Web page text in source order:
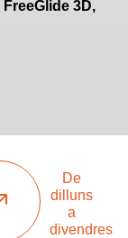
FreeGlide 3D,
De
dilluns
a
divendres